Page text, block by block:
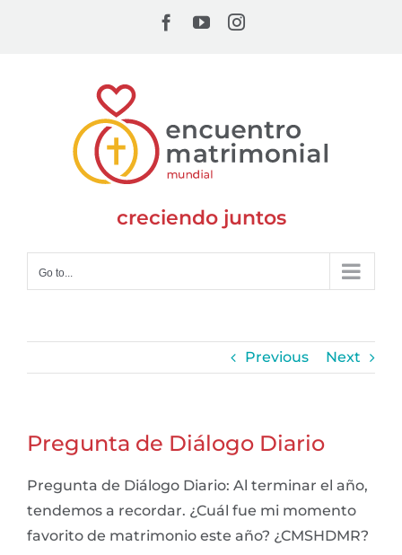
Facebook
YouTubeInstagram
creciendo juntos
Go to...
Previous Next
Pregunta de Diálogo Diario
Pregunta de Diálogo Diario: Al terminar el año,
tendemos a recordar. ¿Cuál fue mi momento
favorito de matrimonio este año? ¿CMSHDMR?